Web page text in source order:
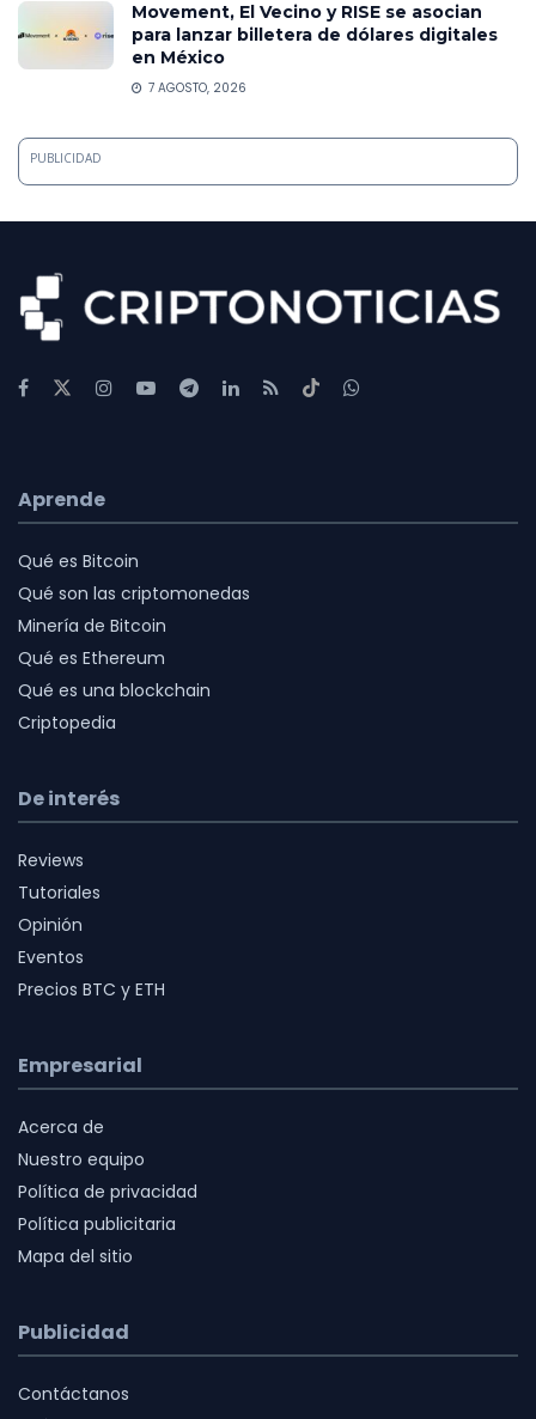
Movement, El Vecino y RISE se asocian
para lanzar billetera de dólares digitales
en México
7 AGOSTO, 2026
PUBLICIDAD
Aprende
Qué es Bitcoin
Qué son las criptomonedas
Minería de Bitcoin
Qué es Ethereum
Qué es una blockchain
Criptopedia
De interés
Reviews
Tutoriales
Opinión
Eventos
Precios BTC y ETH
Empresarial
Acerca de
Nuestro equipo
Política de privacidad
Política publicitaria
Mapa del sitio
Publicidad
Contáctanos